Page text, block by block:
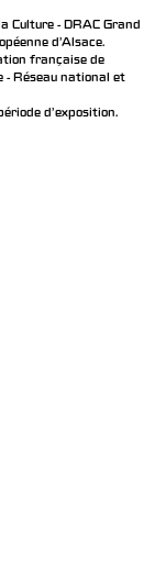
Culture - DRAC Grand
d’Alsace.
française de
- Réseau national et
d'exposition.